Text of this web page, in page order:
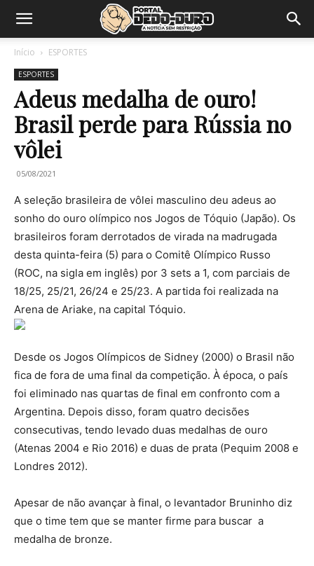
Início ESPORTES
ESPORTES
Adeus medalha de ouro!
Brasil perde para Rússia no
vôlei
05/08/2021
A seleção brasileira de vôlei masculino deu adeus ao
sonho do ouro olímpico nos Jogos de Tóquio (Japão). Os
brasileiros foram derrotados de virada na madrugada
desta quinta-feira (5) para o Comitê Olímpico Russo
(ROC, na sigla em inglês) por 3 sets a 1, com parciais de
18/25, 25/21, 26/24 e 25/23. A partida foi realizada na
Arena de Ariake, na capital Tóquio.
Desde os Jogos Olímpicos de Sidney (2000) o Brasil não
fica de fora de uma final da competição. À época, o país
foi eliminado nas quartas de final em confronto com a
Argentina. Depois disso, foram quatro decisões
consecutivas, tendo levado duas medalhas de ouro
(Atenas 2004 e Rio 2016) e duas de prata (Pequim 2008 e
Londres 2012).
Apesar de não avançar à final, o levantador Bruninho diz
que o time tem que se manter firme para buscar a
medalha de bronze.